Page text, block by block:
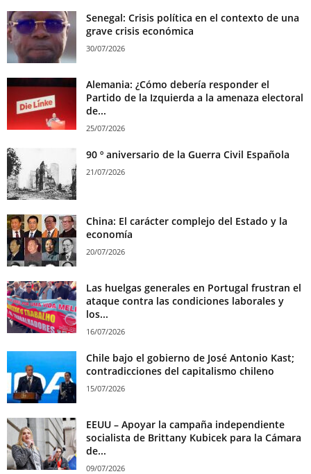
Senegal: Crisis política en el contexto de una
grave crisis económica
30/07/2026
Alemania: ¿Cómo debería responder el
Partido de la Izquierda a la amenaza electoral
de...
25/07/2026
90 º aniversario de la Guerra Civil Española
21/07/2026
China: El carácter complejo del Estado y la
economía
20/07/2026
Las huelgas generales en Portugal frustran el
ataque contra las condiciones laborales y
los...
16/07/2026
Chile bajo el gobierno de José Antonio Kast;
contradicciones del capitalismo chileno
15/07/2026
EEUU – Apoyar la campaña independiente
socialista de Brittany Kubicek para la Cámara
de...
09/07/2026